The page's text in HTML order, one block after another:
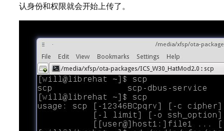
认身份和权限就会开始上传了。